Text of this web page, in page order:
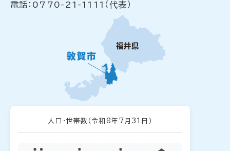
電話：0770-21-1111（代表）
人口・世帯数 （令和8年7月31日）